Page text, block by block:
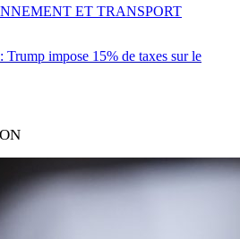
Trump impose 15% de taxes sur le
ET TRANSPORT